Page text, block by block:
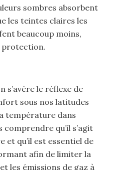
sombres absorbent
les teintes claires les
beaucoup moins,
protection.
s’avère le réflexe de
sous nos latitudes
température dans
qu’il s’agit
et qu’il est essentiel de
afin de limiter la
les émissions de gaz à